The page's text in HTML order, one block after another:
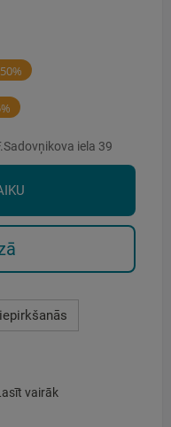
iela 39
vairāk